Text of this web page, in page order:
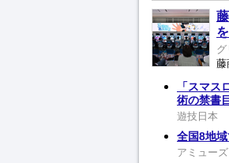
グ
「スマ
術の禁書
遊技日本
全国8地
アミュー